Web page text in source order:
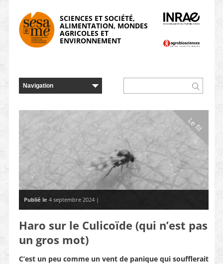
SCIENCES ET SOCIÉTÉ,
ALIMENTATION, MONDES
AGRICOLES ET
ENVIRONNEMENT
Le fil
Publié le 4 septembre 2024 |
Haro sur le Culicoïde (qui n’est pas
un gros mot)
C’est un peu comme un vent de panique qui soufflerait